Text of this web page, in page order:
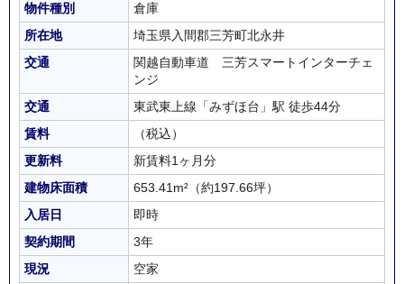
物件種別
倉庫
所在地
埼玉県入間郡三芳町北永井
交通
関越自動車道 三芳スマートインターチェ
ンジ
交通
東武東上線「みずほ台」駅 徒歩44分
賃料
（税込）
更新料
新賃料1ヶ月分
建物床面積
653.41m² （約197.66坪）
入居日
即時
契約期間
3年
現況
空家